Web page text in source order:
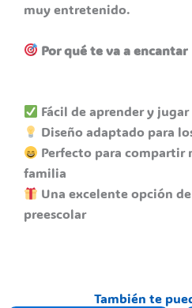
muy entretenido.
Por qué te va a encantar
Fácil de aprender y
Diseño adaptado para
Perfecto para compartir
familia
Una excelente opción
preescolar
También te